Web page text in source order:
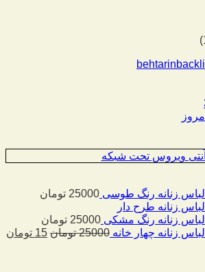
آنتی ویروس تحت شبکه
لباس زنانه رنگ طوسی 25000 تومان
لباس زنانه طرح دار
لباس زنانه رنگ مشکی 25000 تومان
لباس زنانه چهار خانه 25000 تومان 15 تومان